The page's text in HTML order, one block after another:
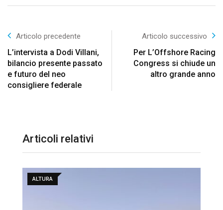
Articolo precedente
L’intervista a Dodi Villani,
bilancio presente passato
e futuro del neo
consigliere federale
Articolo successivo
Per L’Offshore Racing
Congress si chiude un
altro grande anno
Articoli relativi
ALTURA